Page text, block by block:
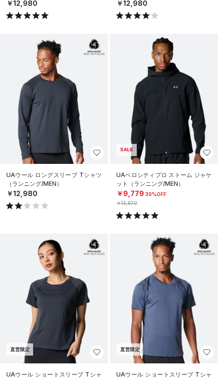
￥12,980 ￥12,980
UAウール ロングスリーブ Tシャツ
（ランニング/MEN）
￥12,980
SALE
UAベロシティプロ ストーム ジャケ
ット（ランニング/MEN）
￥9,779 30%OFF
￥13,970
直営限定
UAウール ショートスリーブ Tシャ
直営限定
UAウール ショートスリーブ Tシャ